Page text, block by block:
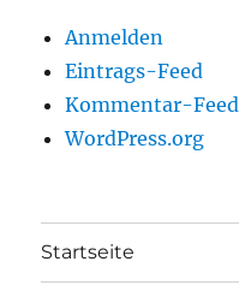
Anmelden
Eintrags-Feed
Kommentar-Feed
WordPress.org
Startseite